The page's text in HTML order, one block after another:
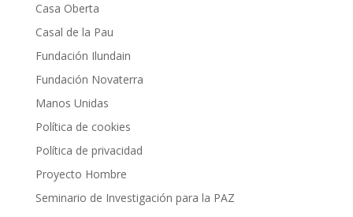
Casa Oberta
Casal de la Pau
Fundación Ilundain
Fundación Novaterra
Manos Unidas
Política de cookies
Política de privacidad
Proyecto Hombre
Seminario de Investigación para la PAZ